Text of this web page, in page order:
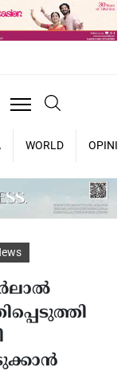
WORLD OPINION